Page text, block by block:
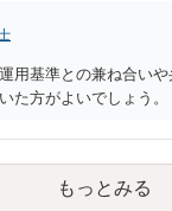
用基準との兼ね合い
た方がよいでしょう。
もっとみる